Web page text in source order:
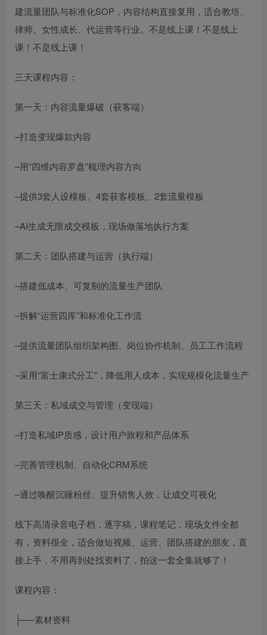
建流量团队与标准化SOP，内容结构直接复用，适合教培、
律师、女性成长、代运营等行业。不是线上课！不是线上
课！不是线上课！
三天课程内容：
第一天：内容流量爆破（获客端）
–打造变现爆款内容
–用“四维内容罗盘”梳理内容方向
–提供3套人设模板、4套获客模板、2套流量模板
–AI生成无限成交模板，现场做落地执行方案
第二天：团队搭建与运营（执行端）
–搭建低成本、可复制的流量生产团队
–拆解“运营四库”和标准化工作流
–提供流量团队组织架构图、岗位协作机制、员工工作流程
–采用“富士康式分工”，降低用人成本，实现规模化流量生产
第三天：私域成交与管理（变现端）
–打造私域IP质感，设计用户旅程和产品体系
–完善管理机制、自动化CRM系统
–通过唤醒沉睡粉丝、提升销售人效，让成交可视化
线下高清录音电子档，逐字稿，课程笔记，现场文件全都
有，资料很全，适合做短视频、运营、团队搭建的朋友，直
接上手，不用再到处找资料了，拍这一套全集就够了！
课程内容：
├──素材资料